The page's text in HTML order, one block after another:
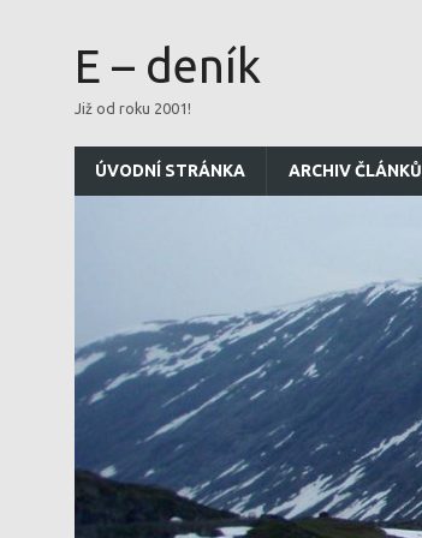
E – deník
Již od roku 2001!
ÚVODNÍ STRÁNKA ARCHIV ČLÁNKŮ